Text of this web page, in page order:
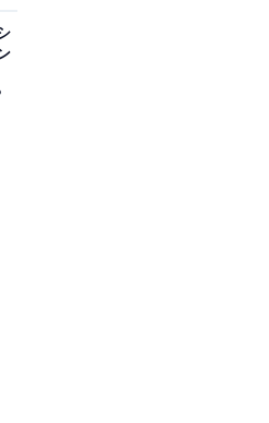
むことができるので、ハリー
味わうことができます。ぜ
ーのローブや衣装を身にま